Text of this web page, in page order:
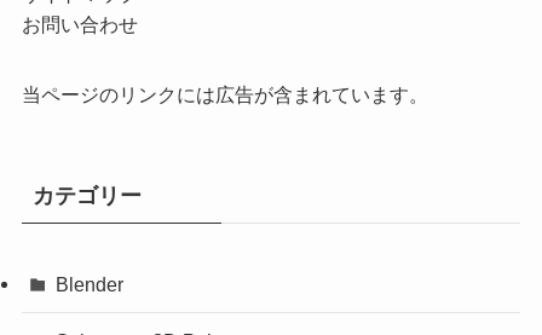
お問い合わせ
当ページのリンクには広告が含まれています。
カテゴリー
Blender